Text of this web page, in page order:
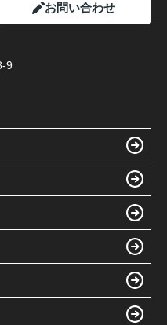
お問い合わせ
9